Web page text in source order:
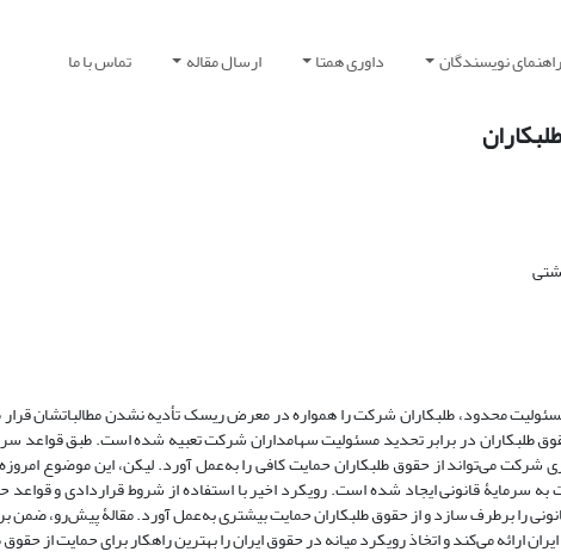
راهنمای نویسندگان داوری همتا ارسال مقاله تماس با ما
محدود، طلبکاران شرکت را همواره در معرض ریسک تأدیه نشدن مطالباتشان
طلبکاران در برابر تحدید مسئولیت سهامداران شرکت تعبیه شده است. طبق قواعد
شرکت می‌تواند از حقوق طلبکاران حمایت کافی را به‌عمل آورد. لیکن، این موضوع
سرمایۀ قانونی ایجاد شده است. رویکرد اخیر با استفاده از شروط قراردادی و
را برطرف سازد و از حقوق طلبکاران حمایت بیشتری به‌عمل آورد. مقالۀ پیش‌رو،
ارائه می‌کند و اتخاذ رویکرد میانه در حقوق ایران را بهترین راهکار برای حمایت از